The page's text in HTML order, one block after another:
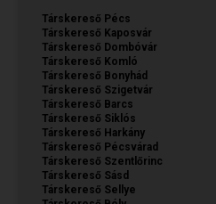
Társkereső Pécs
Társkereső Kaposvár
Társkereső Dombóvár
Társkereső Komló
Társkereső Bonyhád
Társkereső Szigetvár
Társkereső Barcs
Társkereső Siklós
Társkereső Harkány
Társkereső Pécsvárad
Társkereső Szentlőrinc
Társkereső Sásd
Társkereső Sellye